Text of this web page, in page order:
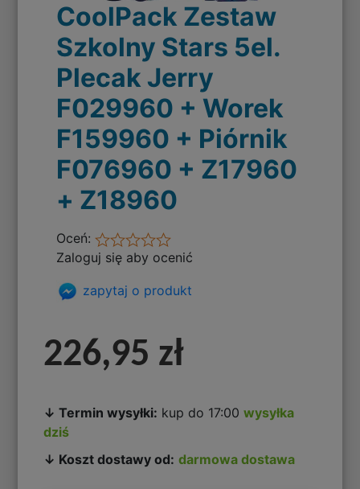
CoolPack Zestaw
Szkolny Stars 5el.
Plecak Jerry
F029960 + Worek
F159960 + Piórnik
F076960 + Z17960
+ Z18960
Oceń:
Zaloguj się aby ocenić
zapytaj o produkt
226,95 zł
↓ Termin wysyłki: kup do 17:00wysyłka
dziś
↓ Koszt dostawy od: darmowa dostawa